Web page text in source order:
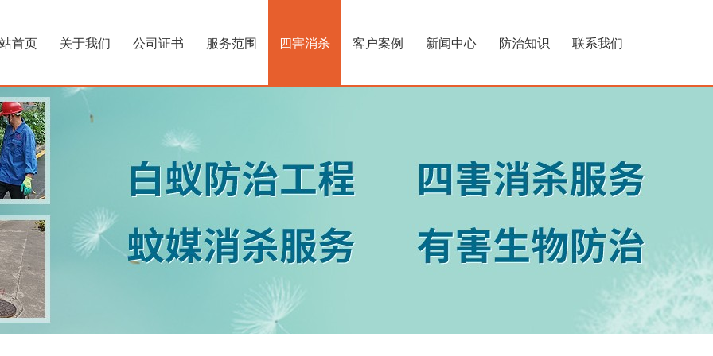
首页 关于我们 公司证书 服务范围 四害消杀 客户案例 新闻中心 防治知识 联系我们